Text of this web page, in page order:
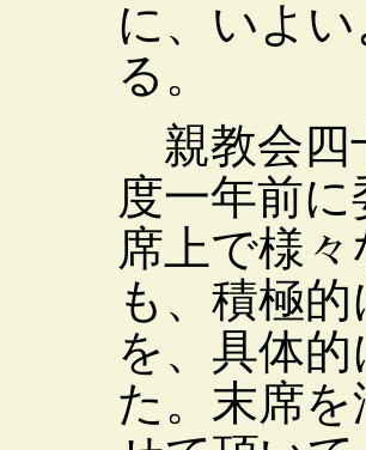
に、いよ
る。
親教会四
度一年前
席上で様
も、積極
を、具体
た。末席